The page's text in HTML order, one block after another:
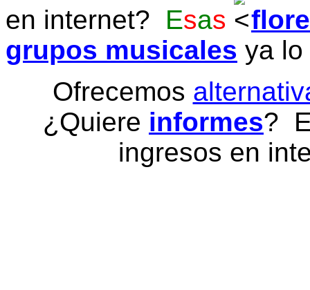
en internet? Esas
grupos musicales ya
Ofrecemos
¿Quiere informes?
ingresos en